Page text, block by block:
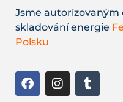
Jsme
skladování energie
Polsku